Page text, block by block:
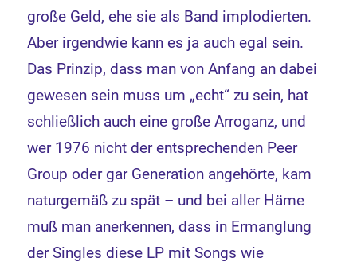
große Geld, ehe sie als Band implodierten.
Aber irgendwie kann es ja auch egal sein.
Das Prinzip, dass man von Anfang an dabei
gewesen sein muss um „echt“ zu sein, hat
schließlich auch eine große Arroganz, und
wer 1976 nicht der entsprechenden Peer
Group oder gar Generation angehörte, kam
naturgemäß zu spät – und bei aller Häme
muß man anerkennen, dass in Ermanglung
der Singles diese LP mit Songs wie